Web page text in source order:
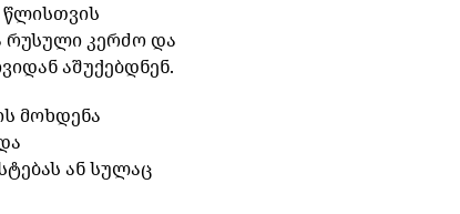
წლისთვის
რუსული კერძოდა
აშუქებდნენ.
მოხდენა
ან სულაც